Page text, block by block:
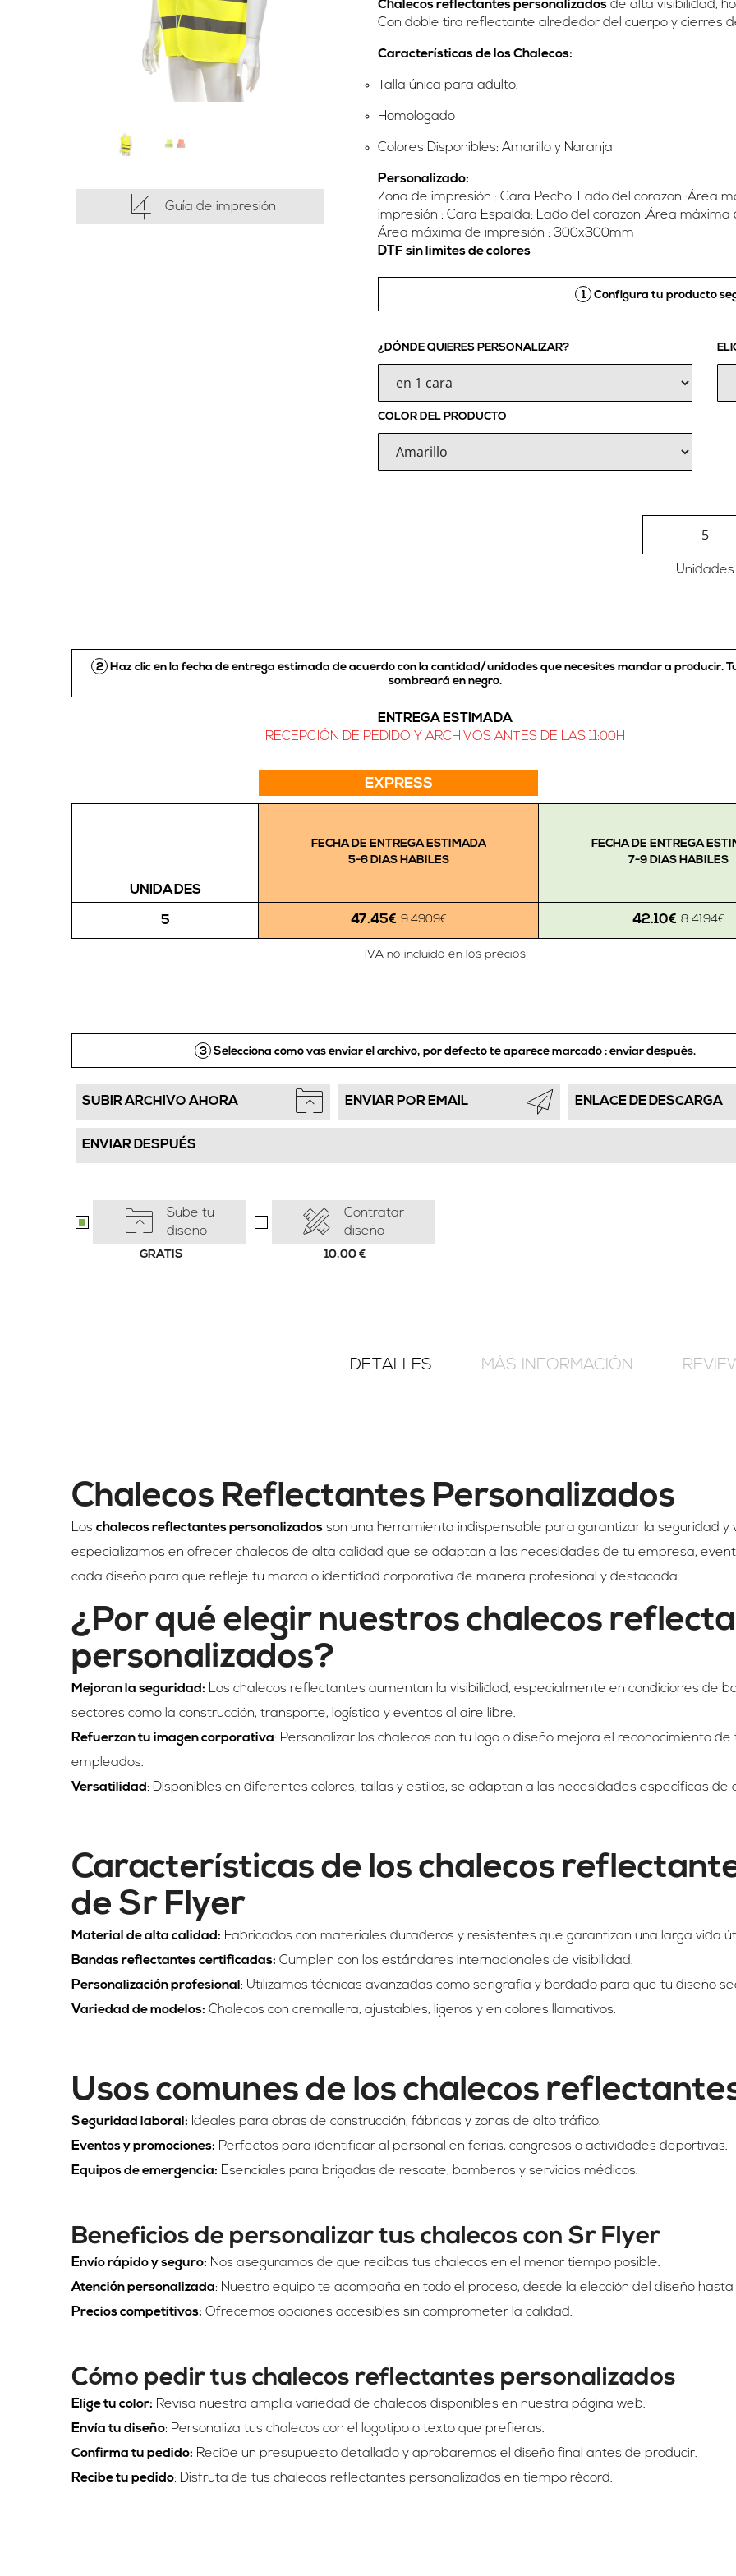
Guía de impresión
Chalecos reflectantes personalizadosde alta visibilidad,
Con doble tira reflectante alrededor del cuerpo y cierres
Características de los Chalecos:
Talla única para adulto.
Homologado
Colores Disponibles: Amarillo y Naranja
Personalizado:
Zona de impresión : Cara Pecho: Lado del corazon :Área
impresión : Cara Espalda: Lado del corazon :Área máxima
Área máxima de impresión : 300x300mm
DTF sin limites de colores
1 Configura tu producto
¿DÓNDE QUIERES PERSONALIZAR?
COLOR DEL PRODUCTO
Unidades
2 Haz clic en la fecha de entrega estimada de acuerdo con la cantidad/unidades que necesites mandar a producir.
sombreará en negro.
ENTREGA ESTIMADA
RECEPCIÓN DE PEDIDO Y ARCHIVOS ANTES DE LAS 11:00H
UNIDADES
FECHA DE ENTREGA ESTIMADA
5-6 DIAS HABILES
EXPRESS
FECHA DE ENTREGA
7-9 DIAS HABILES
5 47.45€ 9.4909€ 42.10€ 8.4194€
IVA no incluido en los precios
3 Selecciona como vas enviar el archivo, por defecto te aparece marcado : enviar después.
SUBIR ARCHIVO AHORA ENVIAR POR EMAIL ENLACE DE DESCARGA
ENVIAR DESPUÉS
Sube tu
diseño
GRATIS
Contratar
diseño
10,00 €
DETALLES
Chalecos Reflectantes Personalizados
Los chalecos reflectantes personalizados son una herramienta indispensable para garantizar la seguridad y
especializamos en ofrecer chalecos de alta calidad que se adaptan a las necesidades de tu empresa,
cada diseño para que refleje tu marca o identidad corporativa de manera profesional y destacada.
¿Por qué elegir nuestros chalecos
personalizados?
Mejoran la seguridad: Los chalecos reflectantes aumentan la visibilidad, especialmente en condiciones de
sectores como la construcción, transporte, logística y eventos al aire libre.
Refuerzan tu imagen corporativa: Personalizar los chalecos con tu logo o diseño mejora el reconocimiento
empleados.
Versatilidad : Disponibles en diferentes colores, tallas y estilos, se adaptan a las necesidades específicas
Características de los chalecos
de Sr Flyer
Material de alta calidad: Fabricados con materiales duraderos y resistentes que garantizan una larga vida
Bandas reflectantes certificadas: Cumplen con los estándares internacionales de visibilidad.
Personalización profesional : Utilizamos técnicas avanzadas como serigrafía y bordado para que tu diseño
Variedad de modelos: Chalecos con cremallera, ajustables, ligeros y en colores llamativos.
Usos comunes de los chalecos
Seguridad laboral: Ideales para obras de construcción, fábricas y zonas de alto tráfico.
Eventos y promociones: Perfectos para identificar al personal en ferias, congresos o actividades deportivas.
Equipos de emergencia: Esenciales para brigadas de rescate, bomberos y servicios médicos.
Beneficios de personalizar tus chalecos con Sr Flyer
Envío rápido y seguro: Nos aseguramos de que recibas tus chalecos en el menor tiempo posible.
Atención personalizada: Nuestro equipo te acompaña en todo el proceso, desde la elección del diseño
Precios competitivos: Ofrecemos opciones accesibles sin comprometer la calidad.
Cómo pedir tus chalecos reflectantes personalizados
Elige tu color: Revisa nuestra amplia variedad de chalecos disponibles en nuestra página web.
Envía tu diseño: Personaliza tus chalecos con el logotipo o texto que prefieras.
Confirma tu pedido: Recibe un presupuesto detallado y aprobaremos el diseño final antes de producir.
Recibe tu pedido: Disfruta de tus chalecos reflectantes personalizados en tiempo récord.
MÁS INFORMACIÓN